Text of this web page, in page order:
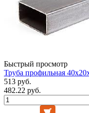
Быстрый просмотр
Труба профильная
513 руб.
482.22 руб.